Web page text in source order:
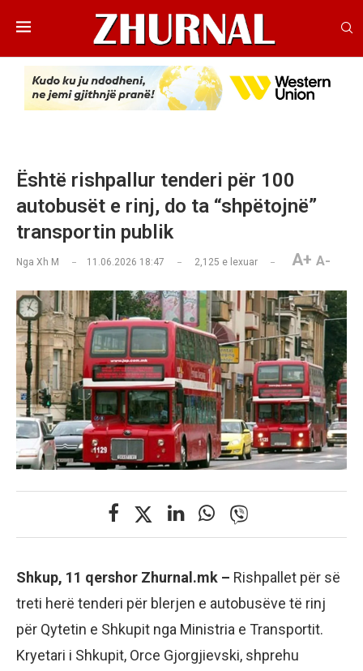
Është rishpallur tenderi për 100
autobusët e rinj, do ta “shpëtojnë”
transportin publik
Nga Xh M 11.06.2026 18:47 2,125 e lexuar A+ A-
Shkup, 11 qershor Zhurnal.mk – Rishpallet për së
treti herë tenderi për blerjen e autobusëve të rinj
për Qytetin e Shkupit nga Ministria e Transportit.
Kryetari i Shkupit, Orce Gjorgjievski, shprehu